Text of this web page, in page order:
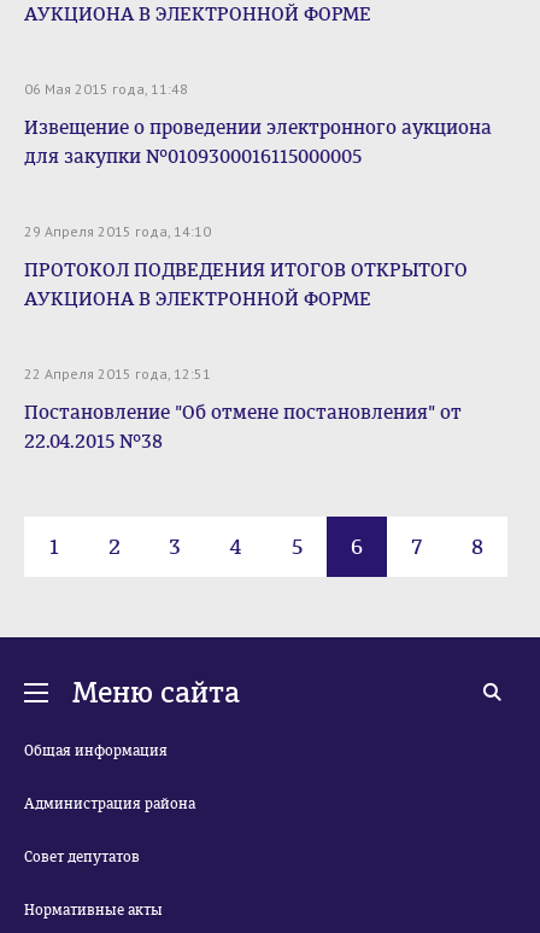
АУКЦИОНА В ЭЛЕКТРОННОЙ ФОРМЕ
06 Мая 2015 года, 11:48
Извещение о проведении электронного аукциона
для закупки №0109300016115000005
29 Апреля 2015 года, 14:10
ПРОТОКОЛ ПОДВЕДЕНИЯ ИТОГОВ ОТКРЫТОГО
АУКЦИОНА В ЭЛЕКТРОННОЙ ФОРМЕ
22 Апреля 2015 года, 12:51
Постановление "Об отмене постановления" от
22.04.2015 №38
1 2 3 4 5 6 7 8
Меню сайта
Общая информация
Администрация района
Совет депутатов
Нормативные акты